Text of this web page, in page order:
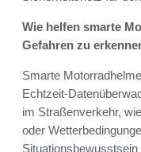
Wie helfen smarte
Gefahren zu
Smarte
Echtzeit-
im Straßenverkehr,
oder